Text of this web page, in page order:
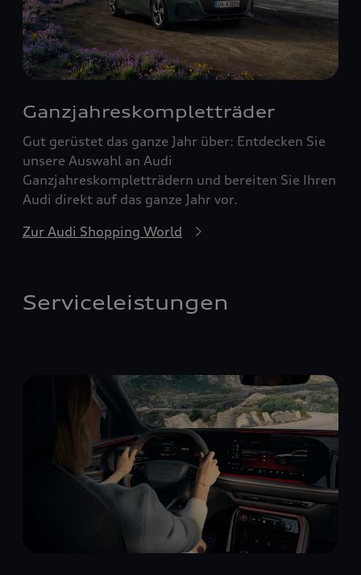
Ganzjahreskompletträder
Gut gerüstet das ganze Jahr über: Entdecken Sie
unsere Auswahl an Audi
Ganzjahreskompletträdern und bereiten Sie Ihren
Audi direkt auf das ganze Jahr vor.
Zur Audi Shopping World
Serviceleistungen